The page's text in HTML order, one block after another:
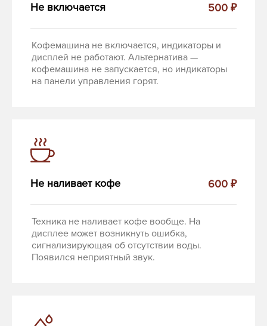
Не включается 500 ₽
Кофемашина не включается, индикаторы и
дисплей не работают. Альтернатива —
кофемашина не запускается, но индикаторы
на панели управления горят.
Не наливает кофе 600 ₽
Техника не наливает кофе вообще. На
дисплее может возникнуть ошибка,
сигнализирующая об отсутствии воды.
Появился неприятный звук.